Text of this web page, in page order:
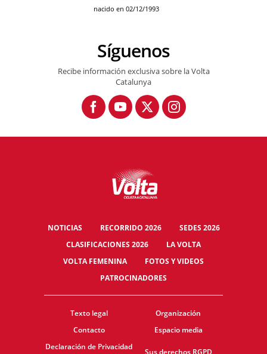
nacido en 02/12/1993
Síguenos
Recibe información exclusiva sobre la Volta
Catalunya
NOTICIAS RECORRIDO 2026
SEDES 2026
CLASIFICACIONES 2026
LA VOLTA
VOLTA FEMENINA
FOTOS Y VIDEOS
PATROCINADORES
Texto legal
Organización
Contacto
Espacio media
Declaración de Privacidad
Sus derechos RGPD